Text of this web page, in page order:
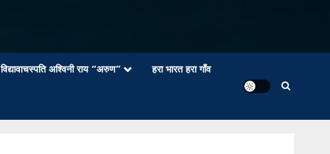
विद्यावाचस्पति अश्विनी राय “अरुण” हरा भारत हरा गाँव